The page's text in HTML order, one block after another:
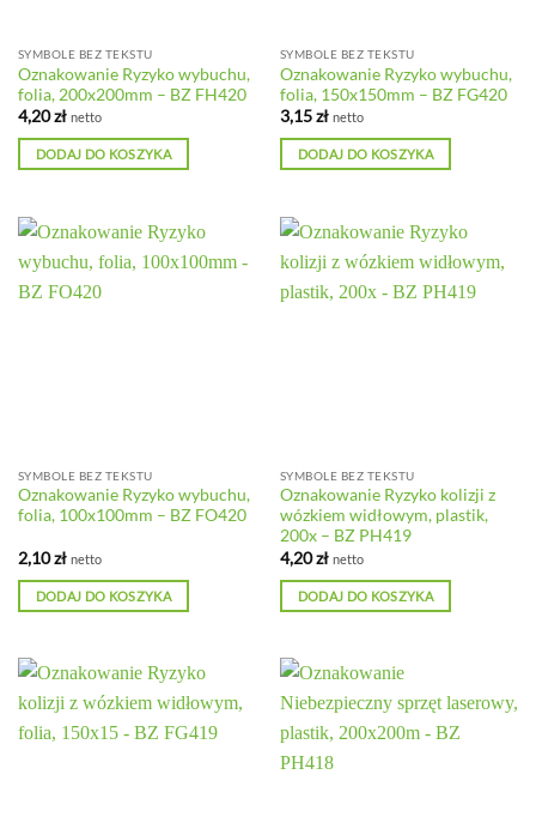
SYMBOLE BEZ TEKSTU
Oznakowanie Ryzyko wybuchu,
folia, 200x200mm – BZ FH420
4,20zł netto
DODAJ DO KOSZYKA
SYMBOLE BEZ TEKSTU
Oznakowanie Ryzyko wybuchu,
folia, 150x150mm – BZ FG420
3,15zł netto
DODAJ DO KOSZYKA
SYMBOLE BEZ TEKSTU
Oznakowanie Ryzyko wybuchu,
folia, 100x100mm – BZ FO420
2,10zł netto
DODAJ DO KOSZYKA
SYMBOLE BEZ TEKSTU
Oznakowanie Ryzyko kolizji z
wózkiem widłowym, plastik,
200x – BZ PH419
4,20zł netto
DODAJ DO KOSZYKA